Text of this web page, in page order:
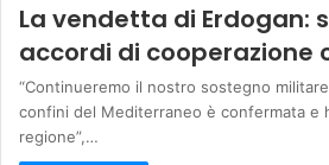
La vendetta di Erdogan:
accordi di cooperazione
“Continueremo il nostro sostegno militare
confini del Mediterraneo è confermata e
regione”,…